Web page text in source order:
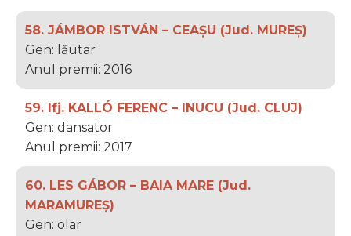
58. JÁMBOR ISTVÁN – CEAȘU (Jud. MUREȘ)
Gen: lăutar
Anul premii: 2016
59. Ifj. KALLÓ FERENC – INUCU (Jud. CLUJ)
Gen: dansator
Anul premii: 2017
60. LES GÁBOR – BAIA MARE (Jud.
MARAMUREȘ)
Gen: olar